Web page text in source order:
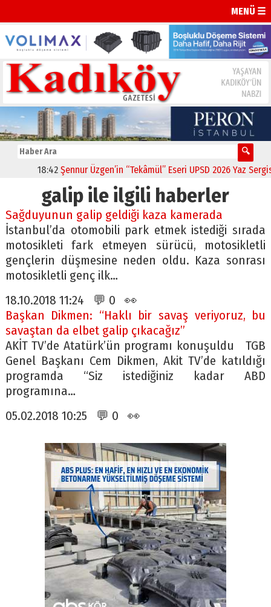
MENÜ ☰
18:42 Şennur Üzgen’in “Tekâmül” Eseri UPSD 2026 Yaz
galip ile ilgili haberler
Sağduyunun galip geldiği kaza kamerada
İstanbul’da otomobili park etmek istediği sırada
motosikleti fark etmeyen sürücü, motosikletli
gençlerin düşmesine neden oldu. Kaza sonrası
motosikletli genç ilk…
18.10.2018 11:24 💬 0 👀
Başkan Dikmen: “Haklı bir savaş veriyoruz, bu
savaştan da elbet galip çıkacağız”
AKİT TV’de Atatürk’ün programı konuşuldu TGB
Genel Başkanı Cem Dikmen, Akit TV’de katıldığı
programda “Siz istediğiniz kadar ABD
programına…
05.02.2018 10:25 💬 0 👀